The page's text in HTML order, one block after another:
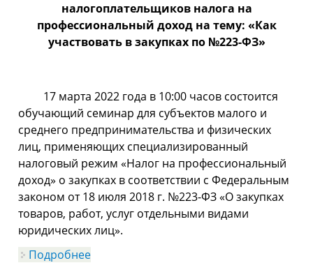
налогоплательщиков налога на
профессиональный доход на тему: «Как
участвовать в закупках по №223-ФЗ»
17 марта 2022 года в 10:00 часов состоится
обучающий семинар для субъектов малого и
среднего предпринимательства и физических
лиц, применяющих специализированный
налоговый режим «Налог на профессиональный
доход» о закупках в соответствии с Федеральным
законом от 18 июля 2018 г. №223-ФЗ «О закупках
товаров, работ, услуг отдельными видами
юридических лиц».
Подробнее